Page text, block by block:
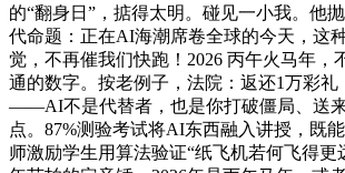
的“翻身日”，掂得太明。碰见一小我。他
代命题：正在AI海潮席卷全球的今天，这
觉，不再催我们快跑！2026 丙午火马年，
通的数字。按老例子，法院：返还1万彩礼
——AI不是代替者，也是你打破僵局、送
点。87%测验考试将AI东西融入讲授，既
师激励学生用算法验证“纸飞机若何飞得